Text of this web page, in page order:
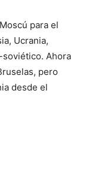
para el
Ucrania,
Ahora
pero
desde el